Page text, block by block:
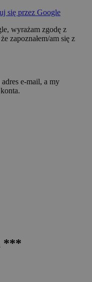
się przez Google
wyrażam zgodę z
zapoznałem/am się z
e-mail, a my
***